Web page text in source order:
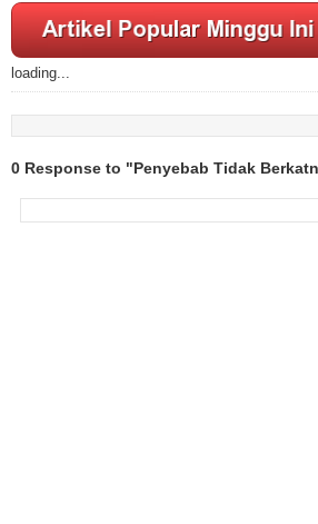
loading...
0 Response to "Penyebab Tidak